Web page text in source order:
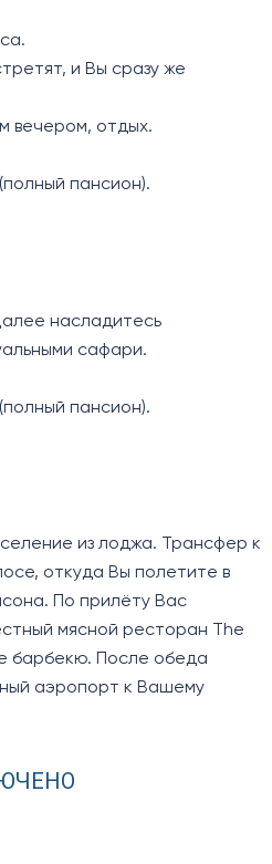
и Вы сразу же
вечером, отдых.
пансион).
насладитесь
сафари.
пансион).
из лоджа. Трансфер к
откуда Вы полетите в
По прилёту Вас
мясной ресторан The
барбекю. После обеда
аэропорт к Вашему